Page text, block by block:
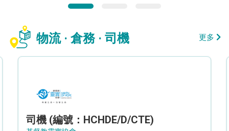
物流 · 倉務 · 司機 更多
司機 (編號：HCHDE/D/CTE)